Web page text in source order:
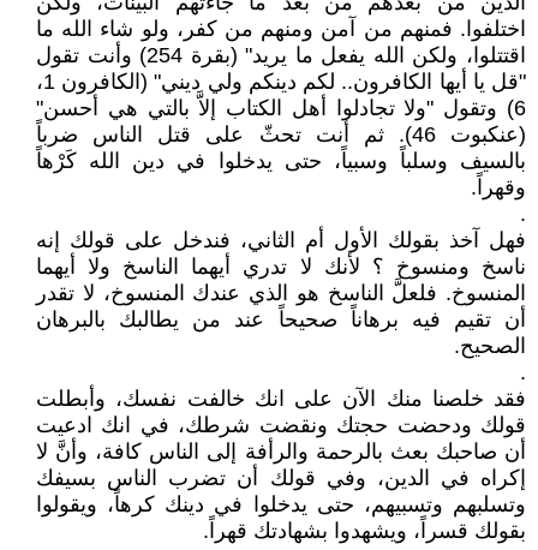
اختلفوا. فمنهم من آمن ومنهم من كفر، ولو شاء الله ما
اقتتلوا، ولكن الله يفعل ما يريد" (بقرة 254) وأنت تقول
"قل يا أيها الكافرون.. لكم دينكم ولي ديني" (الكافرون 1،
6) وتقول "ولا تجادلوا أهل الكتاب إلاَّ بالتي هي أحسن"
(عنكبوت 46). ثم أنت تحثّ على قتل الناس ضرباً
بالسيف وسلباً وسبياً، حتى يدخلوا في دين الله كَرْهاً
وقهراً.
.
فهل آخذ بقولك الأول أم الثاني، فندخل على قولك إنه
ناسخ ومنسوخ ؟ لأنك لا تدري أيهما الناسخ ولا أيهما
المنسوخ. فلعلَّ الناسخ هو الذي عندك المنسوخ، لا تقدر
أن تقيم فيه برهاناً صحيحاً عند من يطالبك بالبرهان
الصحيح.
.
فقد خلصنا منك الآن على انك خالفت نفسك، وأبطلت
قولك ودحضت حجتك ونقضت شرطك، في انك ادعيت
أن صاحبك بعث بالرحمة والرأفة إلى الناس كافة، وأنَّ لا
إكراه في الدين، وفي قولك أن تضرب الناس بسيفك
وتسلبهم وتسبيهم، حتى يدخلوا في دينك كرهاً، ويقولوا
بقولك قسراً، ويشهدوا بشهادتك قهراً.